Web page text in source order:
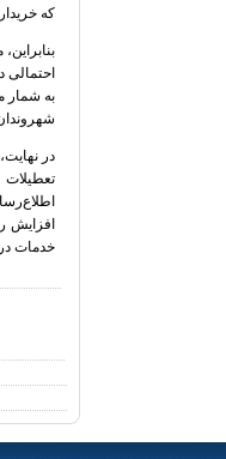
که
احتمالی
افزایش
خدمات در